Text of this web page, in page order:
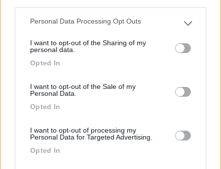
Please note that this website/app uses one or more Google
not limited to your visit or usage behaviour. You may click to
grant or deny consent to Google and its third-party tags to
use your data for below specified purposes in below Google
Personal Data Processing Opt Outs
I want to opt-out of the Sharing of my
personal data.
Opted In
I want to opt-out of the Sale of my
Personal Data.
Opted In
I want to opt-out of processing my
Personal Data for Targeted Advertising.
Opted In
Area di sosta (PS)
Area di sosta
7 1